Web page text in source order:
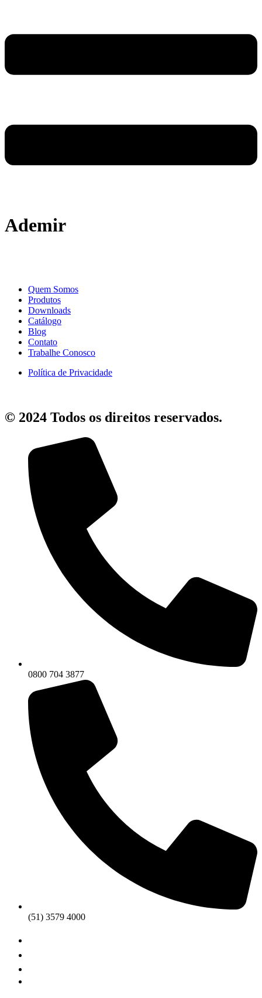
Ademir
Quem Somos
Produtos
Downloads
Catálogo
Blog
Contato
Trabalhe Conosco
Política de Privacidade
© 2024 Todos os direitos reservados.
0800 704 3877
(51) 3579 4000